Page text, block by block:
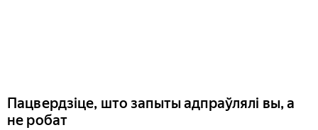
Пацвердзіце, што запыты адпраўлялі вы, а
не робат